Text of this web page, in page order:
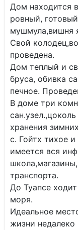
Дом находится
ровный,
мушмула,вишня
Свой
проведена.
Дом теплый и
бруса, обивка
печное.
В доме три
хранения
с. Гойтх тихое
имеется вся
транспорта.
До Туапсе
моря.
Идеальное
жизни недалеко